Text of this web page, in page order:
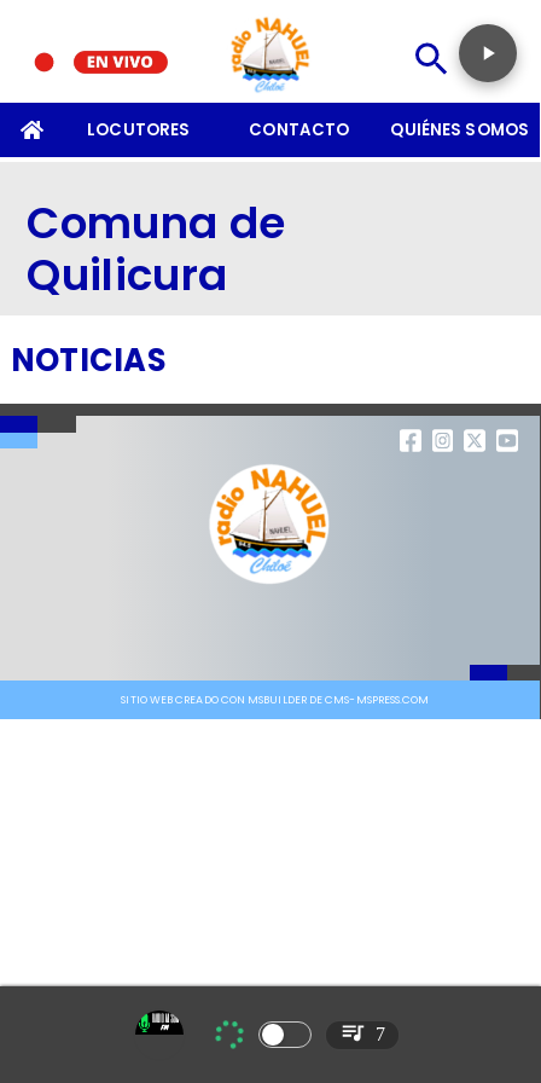
LOCUTORES CONTACTO QUIÉNES SOMOS
Comuna de
Quilicura
NOTICIAS
SITIO WEB CREADO CON MSBUILDER DE CMS-MSPRESS.COM
7